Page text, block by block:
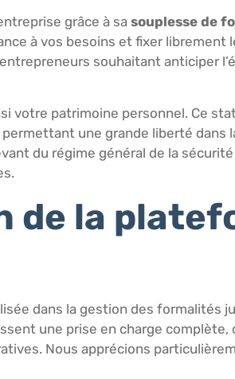
grâce à sasouplesse de
à vos besoins et fixer librement
souhaitant anticiper
votre patrimoine personnel. Ce
une grande liberté dans
du régime général de la
de la
dans la gestion des formalités
une prise en charge complète,
Nous apprécions